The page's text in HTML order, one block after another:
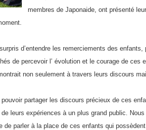
membres de Japonaide, ont présenté
d’entendre les remerciements des
de percevoir l’ évolution et le courage de ces
non seulement à travers leurs discours
partager les discours précieux de ces
leurs expériences à un plus grand public.
de parler à la place de ces enfants qui